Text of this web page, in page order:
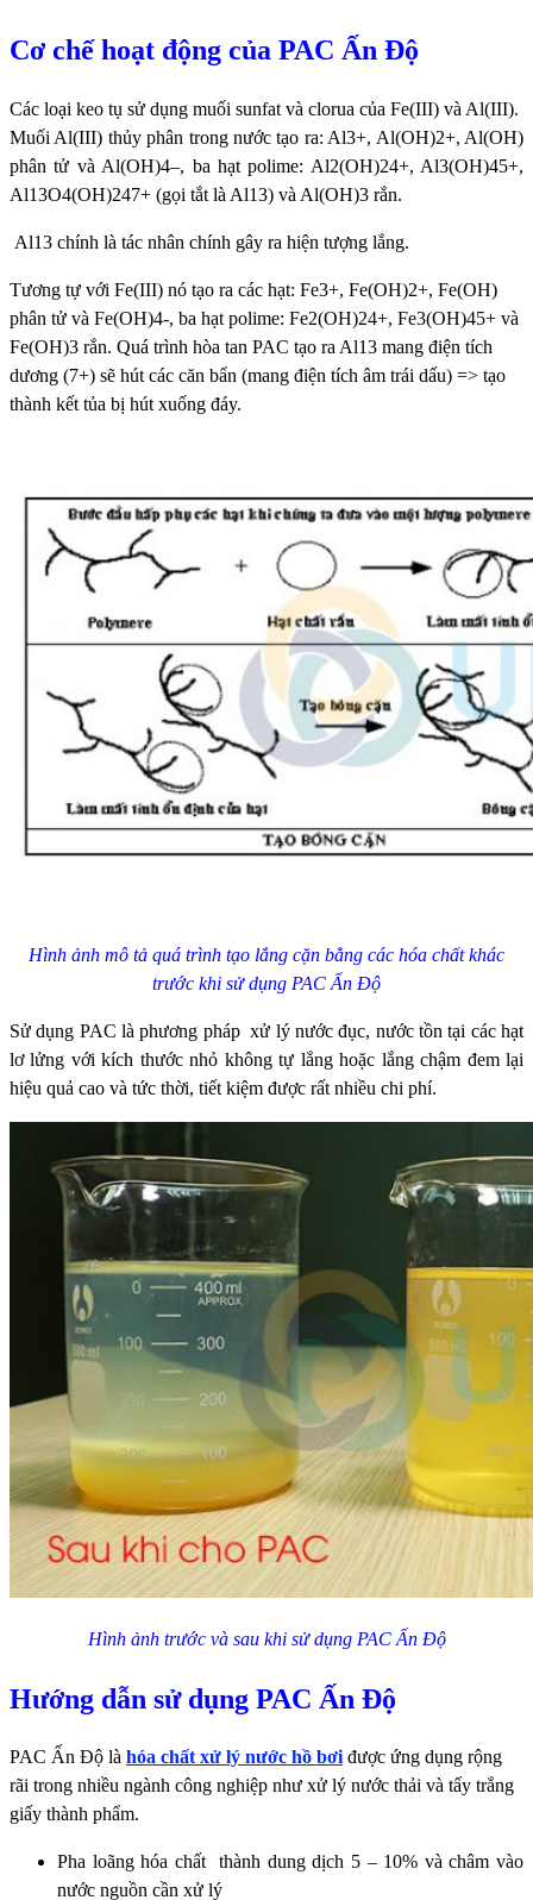
Cơ chế hoạt động của PAC Ấn Độ
Các loại keo tụ sử dụng muối sunfat và clorua của Fe(III) và Al(III).
Muối Al(III) thủy phân trong nước tạo ra: Al3+, Al(OH)2+, Al(OH)
phân tử và Al(OH)4–, ba hạt polime: Al2(OH)24+, Al3(OH)45+,
Al13O4(OH)247+ (gọi tắt là Al13) và Al(OH)3 rắn.
Al13 chính là tác nhân chính gây ra hiện tượng lắng.
Tương tự với Fe(III) nó tạo ra các hạt: Fe3+, Fe(OH)2+, Fe(OH)
phân tử và Fe(OH)4-, ba hạt polime: Fe2(OH)24+, Fe3(OH)45+ và
Fe(OH)3 rắn. Quá trình hòa tan PAC tạo ra Al13 mang điện tích
dương (7+) sẽ hút các căn bẩn (mang điện tích âm trái dấu) => tạo
thành kết tủa bị hút xuống đáy.
Hình ảnh mô tả quá trình tạo lắng cặn bằng các hóa chất khác
trước khi sử dụng PAC Ấn Độ
Sử dụng PAC là phương pháp xử lý nước đục, nước tồn tại các hạt
lơ lửng với kích thước nhỏ không tự lắng hoặc lắng chậm đem lại
hiệu quả cao và tức thời, tiết kiệm được rất nhiều chi phí.
Hình ảnh trước và sau khi sử dụng PAC Ấn Độ
Hướng dẫn sử dụng PAC Ấn Độ
PAC Ấn Độ là hóa chất xử lý nước hồ bơiđược ứng dụng rộng
rãi trong nhiều ngành công nghiệp như xử lý nước thải và tẩy trắng
giấy thành phẩm.
Pha loãng hóa chất thành dung dịch 5 – 10% và châm vào
nước nguồn cần xử lý